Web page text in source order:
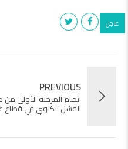
عاجل
PREVIOUS
اتمام المرحلة الأولى
الفشل الكلوي في قطاع